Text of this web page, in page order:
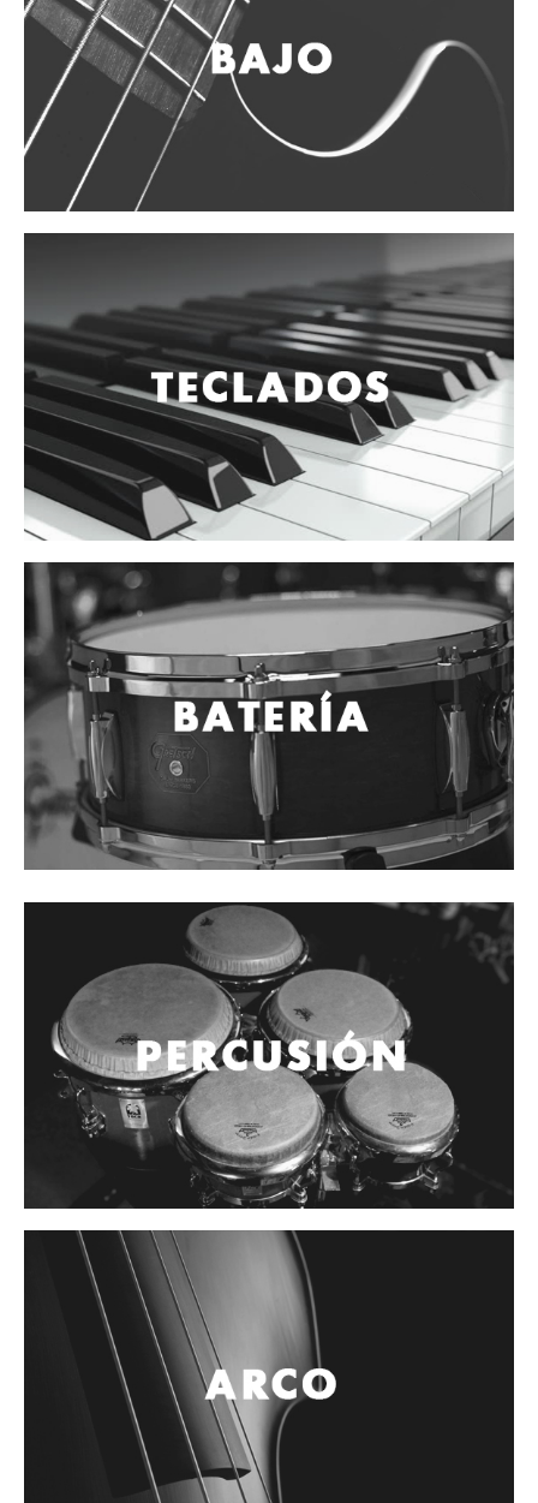
Vientos
Accesorios
Micrófonos
Mano alámbrico
Instrumento alámbrico
Inalámbrico de mano
Estudio
Corro y escenario
Instalaciones
Cámara, computadora y celular
Pedestales y soportes
Accesorios
Audio Profesional
Columnas pasivas
Columnas activas
Amplificadores
Consolas mezcladoras
Procesadores y efectos
Monitores de estudio
Interfaz para grabación
Audífonos y monitoreo personal
Estantes y soportes
Instalaciones y publicidad
Accesorios
Controladores
Mezcladora
Interfaz
Agujas
Audifonos
Accesorios
Luces y Escenario